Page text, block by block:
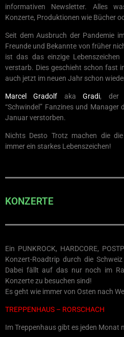
informativen Newsletter. Alles
Konzerte, Produktionen wie Bücher
Seit dem Ausbruch der Pandemie
Freunde und Bekannte von früher
ist das das einzige
verstarb. Dies geschieht schon fast
auch jetzt im neuen Jahr schon
Marcel Gradolf akaGradi, der
“Schwindel” Fanzines und Manager
Januar verstorben.
Nichts Desto Trotz machen die
immer ein starkes Lebenszeichen!
KONZERTE
Ein PUNKROCK, HARDCORE,
Konzert-Roadtrip durch die
Dabei fällt auf das nur noch im
Konzerte zu besuchen sind!
Es geht wie immer von Osten nach
TREPPENHAUS – RORSCHACH
Im Treppenhaus gibt es jeden Monat